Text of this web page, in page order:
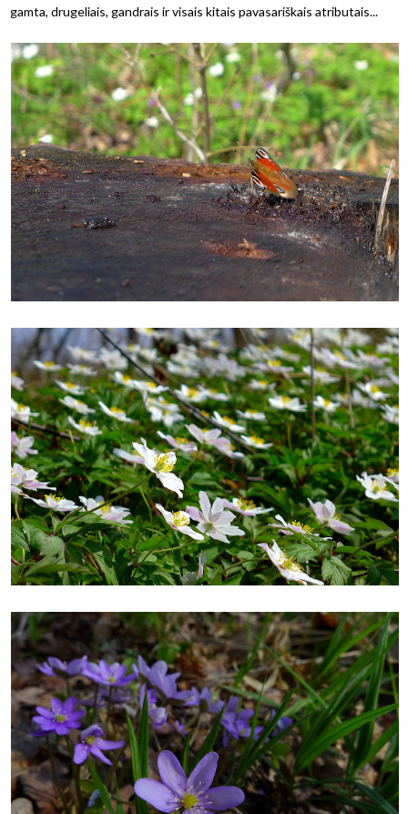
gamta, drugeliais, gandrais ir visais kitais pavasariškais atributais...